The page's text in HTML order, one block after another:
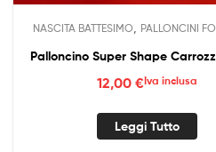
NASCITA BATTESIMO PALLONCINI
Palloncino Super Shape
12,00 €Iva inclusa
Leggi Tutto